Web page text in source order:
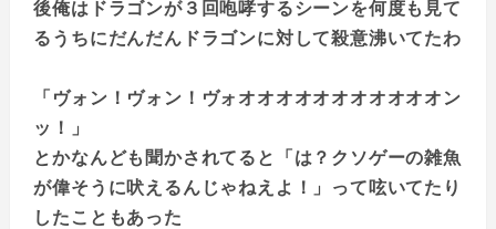
後俺はドラゴンが３回咆哮するシーンを何度も見て
るうちにだんだんドラゴンに対して殺意沸いてたわ
「ヴォン！ヴォン！ヴォオオオオオオオオオオオン
ッ！」
とかなんども聞かされてると「は？クソゲーの雑魚
が偉そうに吠えるんじゃねえよ！」って呟いてたり
したこともあった